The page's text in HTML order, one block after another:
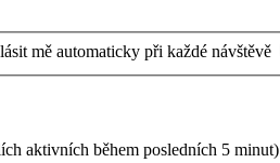
mě automaticky při každé návštěvě
aktivních během posledních 5 minut)